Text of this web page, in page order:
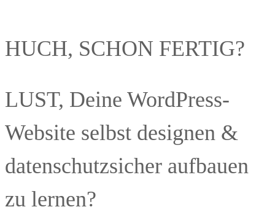
HUCH, SCHON FERTIG?
LUST, Deine WordPress-
Website selbst designen &
datenschutzsicher aufbauen
zu lernen?